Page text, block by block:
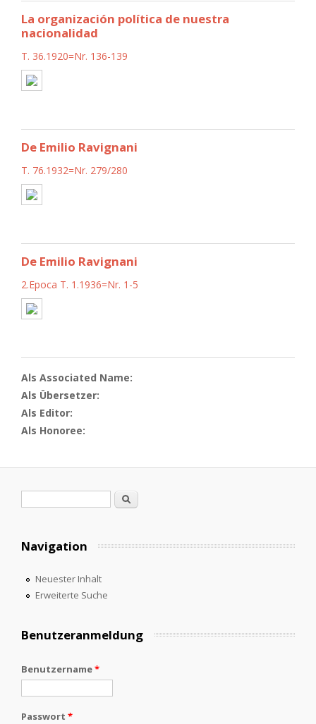
La organización política de nuestra
nacionalidad
T. 36.1920=Nr. 136-139
De Emilio Ravignani
T. 76.1932=Nr. 279/280
De Emilio Ravignani
2.Epoca T. 1.1936=Nr. 1-5
Als Associated Name:
Als Übersetzer:
Als Editor:
Als Honoree:
Suche
Navigation
Neuester Inhalt
Erweiterte Suche
Benutzeranmeldung
Benutzername*
Passwort *